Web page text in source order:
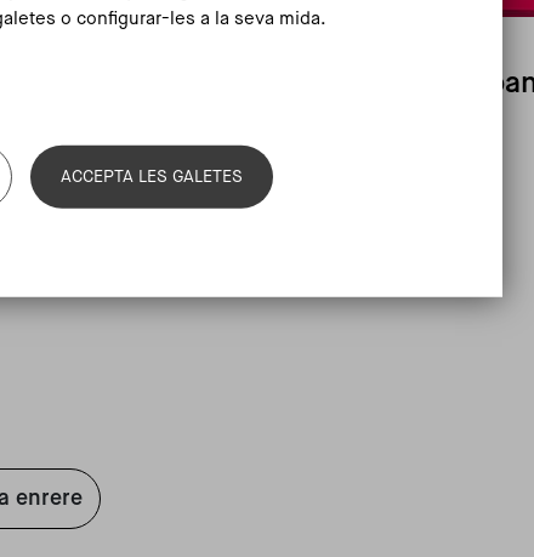
energètiques:
La planificació
enrere
o configurar-les a la seva mida.
ACCEPTA LES GALETES